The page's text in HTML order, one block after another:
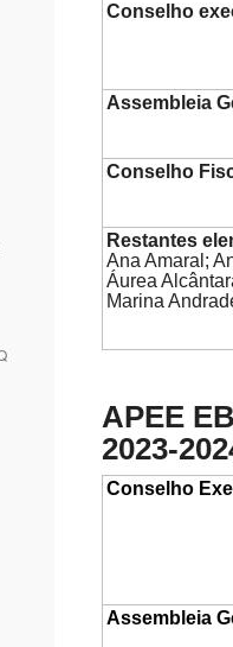
Conselho
Assembleia
Conselho
Restantes
Ana Amaral;
Áurea
Marina
APEE
2023-
Conselho
Assembleia